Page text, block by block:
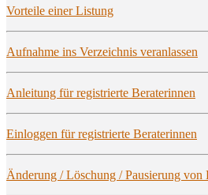
Vor­tei­le einer Listung
Auf­nah­me ins Ver­zeich­nis veranlassen
Anlei­tung für regis­trier­te Beraterinnen
Ein­log­gen für regis­trier­te Beraterinnen
Ände­rung / Löschung / Pau­sie­rung von